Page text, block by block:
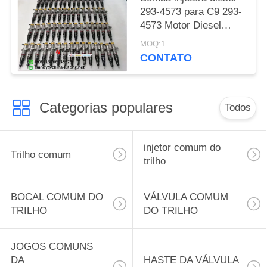
293-4573 para C9 293-
4573 Motor Diesel
Common Rail Injetor de
combustível diesel
MOQ:1
CONTATO
Categorias populares Todos
Trilho comum
injetor comum do
trilho
BOCAL COMUM DO
TRILHO
VÁLVULA COMUM
DO TRILHO
JOGOS COMUNS
DA
HASTE DA VÁLVULA